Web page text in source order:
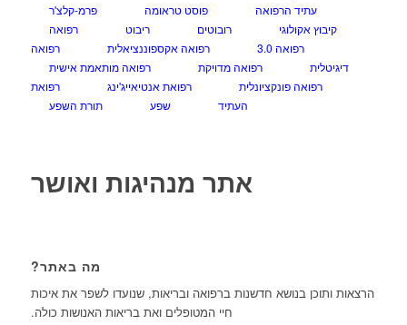
עתיד הרפואה
פוסט טראומה
פרמ-קלצ'ר
קיבוץ אקולוגי
רובוטים ריבוט
רפואה
רפואה 3.0
רפואה אקספוננציאלית
רפואה
דיגיטלית
רפואה מדויקת
רפואה מותאמת אישית
רפואה פונקציונלית
רפואת אנטיאייג'ינג
רפואת
העתיד
שפע תורת השפע
אתר מנהיגות ואושר
מה באתר?
הרצאות ותוכן בנושא חדשנות ברפואה ובריאות, שנועדו לשפר את איכות
חיי המטופלים ואת בריאות האנושות כולה.